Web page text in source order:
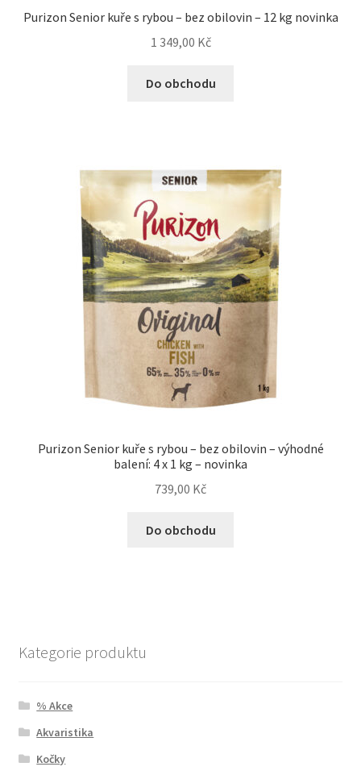
Purizon Senior kuře s rybou – bez obilovin – 12 kg novinka
1 349,00 Kč
Do obchodu
Purizon Senior kuře s rybou – bez obilovin – výhodné
balení: 4 x 1 kg – novinka
739,00 Kč
Do obchodu
Kategorie produktu
% Akce
Akvaristika
Kočky